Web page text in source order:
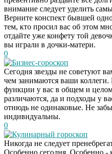
внимание следует уделить
Верните конспект бывшей
тем, кто просил вас об этом
отдайте уже конфету той
вы играли в дочки-матери.
0
Бизнес-гороскоп
Сегодня звезды не советуют
чем занимаются ваши
функции у вас в общем и
различаются, да и подходы у
отнюдь не одинаковые. Не
индивидуальны.
0
Кулинарный гороскоп
Никогда не следует
Особенно сегодня. Особенно